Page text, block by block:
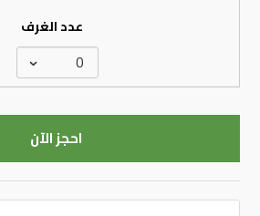
عدد الغرف
احجز الآن